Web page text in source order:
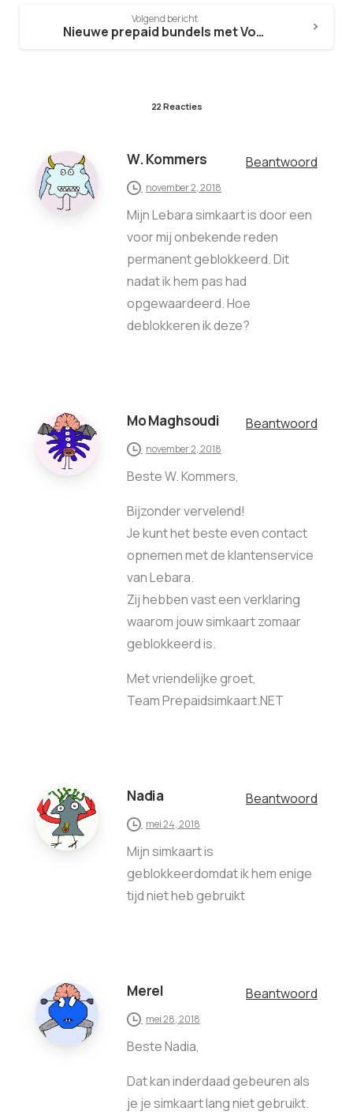
Volgend bericht
Nieuwe prepaid bundels met Vodafone You
22 Reacties
W. Kommers Beantwoord
november 2, 2018
Mijn Lebara simkaart is door een
voor mij onbekende reden
permanent geblokkeerd. Dit
nadat ik hem pas had
opgewaardeerd. Hoe
deblokkeren ik deze?
Mo Maghsoudi Beantwoord
november 2, 2018
Beste W. Kommers,
Bijzonder vervelend!
Je kunt het beste even contact
opnemen met de klantenservice
van Lebara.
Zij hebben vast een verklaring
waarom jouw simkaart zomaar
geblokkeerd is.
Met vriendelijke groet,
Team Prepaidsimkaart.NET
Nadia Beantwoord
mei 24, 2018
Mijn simkaart is
geblokkeerdomdat ik hem enige
tijd niet heb gebruikt
Merel Beantwoord
mei 28, 2018
Beste Nadia,
Dat kan inderdaad gebeuren als
je je simkaart lang niet gebruikt.